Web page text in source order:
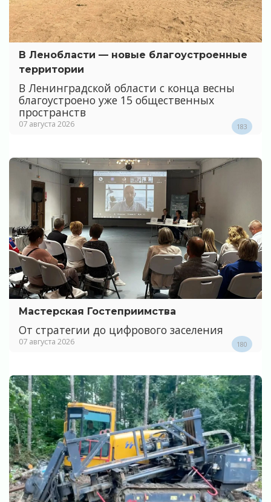
В Ленобласти — новые благоустроенные
территории
В Ленинградской области с конца весны
благоустроено уже 15 общественных
пространств
07 августа 2026 183
Мастерская Гостеприимства
От стратегии до цифрового заселения
07 августа 2026 180